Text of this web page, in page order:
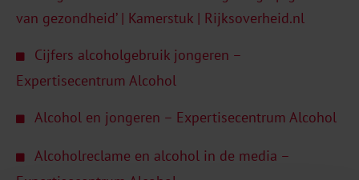
van gezondheid’ | Kamerstuk | Rijksoverheid.nl
Cijfers alcoholgebruik jongeren –
Expertisecentrum Alcohol
Alcohol en jongeren – Expertisecentrum Alcohol
Alcoholreclame en alcohol in de media –